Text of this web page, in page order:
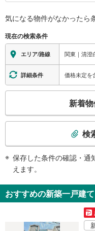
１・２丁目
Ａ２出口
化センター、白河１・２丁目、高
Ａ３出口
木場公園、清澄橋、清澄公園
シティホームズ清澄庭園、中
館、深川第六中学校、深川図書
−３丁目、白河１・２丁目、三
コンフォートホテル東京清澄白
等学校、清洲橋通り、清澄通り
深川江戸資料館、東京都現代美
大使館教育処、墨田工業高等学
２・３丁目、三好１−３丁目、平
※段差なしでの移動経路
【東京地下鉄】：○
【東京都交通局】：○
エレベータ
【東京メトロ】
・ホーム⇔清澄通り方面改札
【東京都交通局】
エスカレータ
・ホーム⇔各改札
・清澄通り方面改札⇔Ｂ１番出
・三ツ目通り方面改札⇔Ｂ２番
【東京都交通局】
・各ホーム⇔改札
・改札⇔Ａ１出口
・改札⇔Ａ２出口
トイレ
気になる物件がなかったら
現在の検索条件
エリア/路線 関東｜清澄
詳細条件 価格未定を
検
知
を
新着
検
保存した条件の確認・通
えます。
おすすめの新築一戸建て